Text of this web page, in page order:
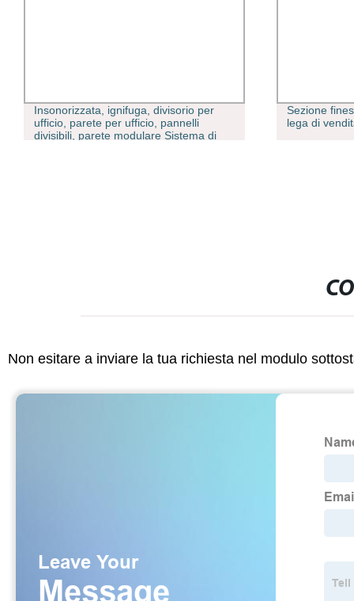
Insonorizzata, ignifuga, divisorio per
ufficio, parete per ufficio, pannelli
divisibili, parete modulare Sistema di
Sezione
lega di
Non esitare a inviare la tua richiesta nel modulo